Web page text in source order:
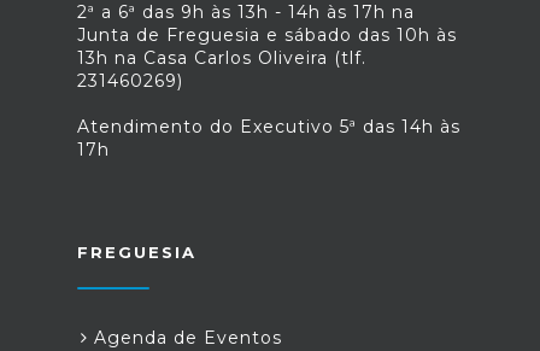
2ª a 6ª das 9h às 13h - 14h às 17h na
Junta de Freguesia e sábado das 10h às
13h na Casa Carlos Oliveira (tlf.
231460269)
Atendimento do Executivo 5ª das 14h às
17h
FREGUESIA
Agenda de Eventos